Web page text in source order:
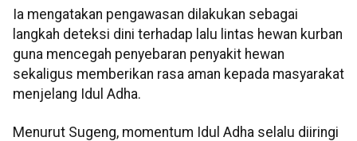
Ia mengatakan pengawasan dilakukan sebagai
langkah deteksi dini terhadap lalu lintas hewan kurban
guna mencegah penyebaran penyakit hewan
sekaligus memberikan rasa aman kepada masyarakat
menjelang Idul Adha.
Menurut Sugeng, momentum Idul Adha selalu diiringi